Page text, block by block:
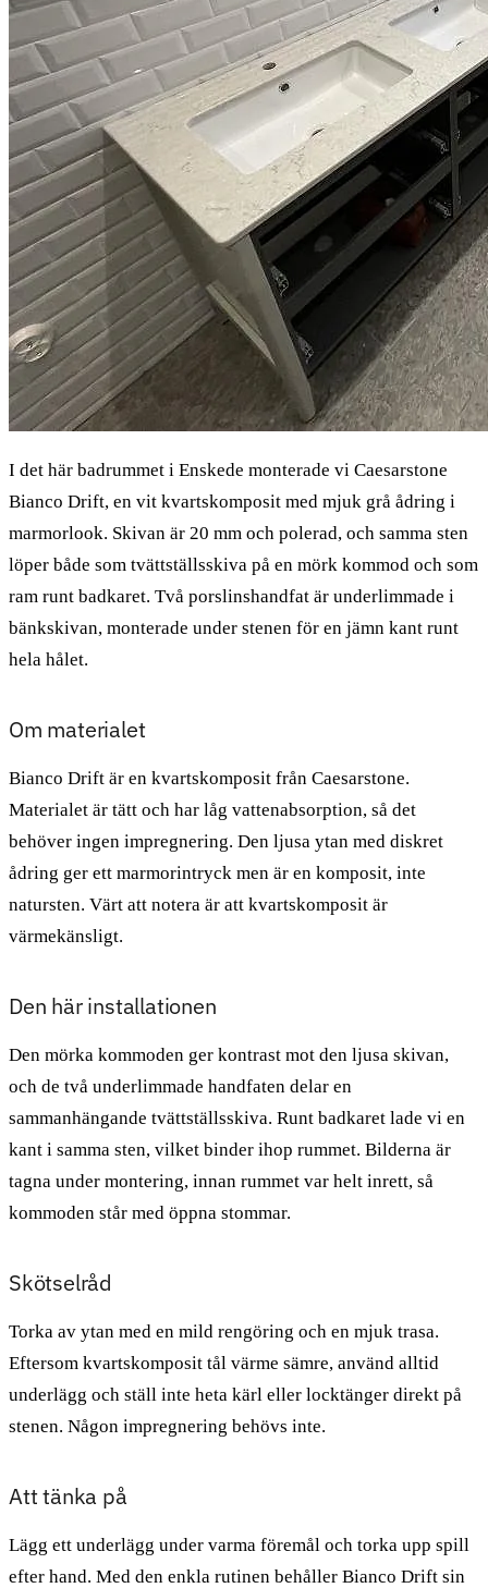
I det här badrummet i Enskede monterade vi Caesarstone
Bianco Drift, en vit kvartskomposit med mjuk grå ådring i
marmorlook. Skivan är 20 mm och polerad, och samma sten
löper både som tvättställsskiva på en mörk kommod och som
ram runt badkaret. Två porslinshandfat är underlimmade i
bänkskivan, monterade under stenen för en jämn kant runt
hela hålet.
Om materialet
Bianco Drift är en kvartskomposit från Caesarstone.
Materialet är tätt och har låg vattenabsorption, så det
behöver ingen impregnering. Den ljusa ytan med diskret
ådring ger ett marmorintryck men är en komposit, inte
natursten. Värt att notera är att kvartskomposit är
värmekänsligt.
Den här installationen
Den mörka kommoden ger kontrast mot den ljusa skivan,
och de två underlimmade handfaten delar en
sammanhängande tvättställsskiva. Runt badkaret lade vi en
kant i samma sten, vilket binder ihop rummet. Bilderna är
tagna under montering, innan rummet var helt inrett, så
kommoden står med öppna stommar.
Skötselråd
Torka av ytan med en mild rengöring och en mjuk trasa.
Eftersom kvartskomposit tål värme sämre, använd alltid
underlägg och ställ inte heta kärl eller locktänger direkt på
stenen. Någon impregnering behövs inte.
Att tänka på
Lägg ett underlägg under varma föremål och torka upp spill
efter hand. Med den enkla rutinen behåller Bianco Drift sin